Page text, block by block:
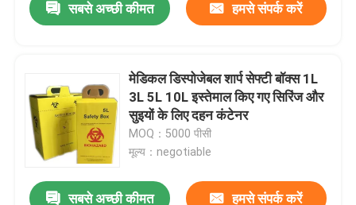
सबसे अच्छी कीमत हमसे संपर्क करें
मेडिकल डिस्पोजेबल शार्प सेफ्टी बॉक्स 1L
3L 5L 10L इस्तेमाल किए गए सिरिंज और
सुइयों के लिए दहन कंटेनर
MOQ：5000 पीसी
मूल्य：negotiable
सबसे अच्छी कीमत हमसे संपर्क करें